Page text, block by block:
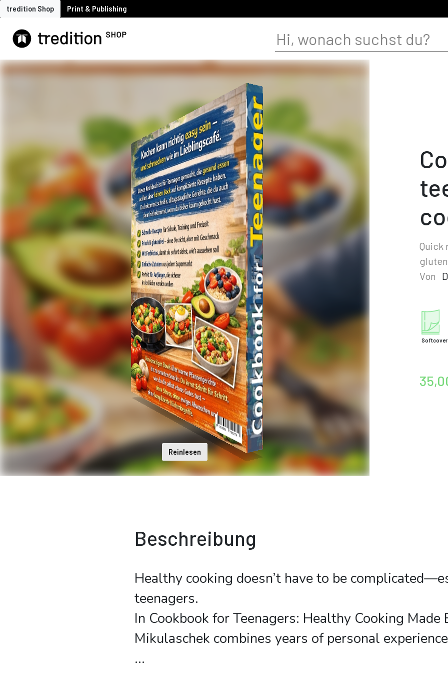
tredition Shop Print & Publishing
Reinlesen
Quick
Von
Softcover
Beschreibung
Healthy cooking doesn’t have to be
teenagers.
In Cookbook for Teenagers: Healthy Cooking Made
Mikulaschek combines years of personal
...